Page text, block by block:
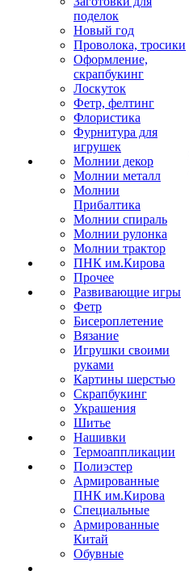
поделок
Новый год
Проволока, тросики
Оформление,
скрапбукинг
Лоскуток
Фетр, фелтинг
Флористика
Фурнитура для
игрушек
Молнии декор
Молнии металл
Молнии
Прибалтика
Молнии спираль
Молнии рулонка
Молнии трактор
ПНК им.Кирова
Прочее
Развивающие игры
Фетр
Бисероплетение
Вязание
Игрушки своими
руками
Картины шерстью
Скрапбукинг
Украшения
Шитье
Нашивки
Термоаппликации
Полиэстер
Армированные
ПНК им.Кирова
Специальные
Армированные
Китай
Обувные